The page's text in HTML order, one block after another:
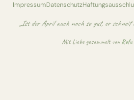
ImpressumDatenschutz
„Ist der April auch noch so gut, er schneit
Mit Liebe gesammelt vonRofu